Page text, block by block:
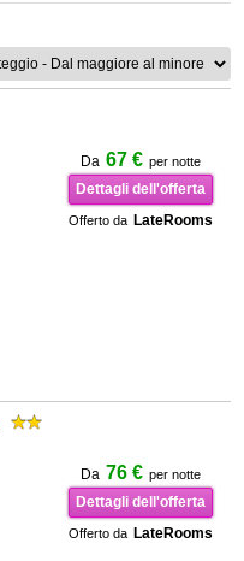
Da 67 € per notte
Dettagli dell'offerta
Offerto da LateRooms
Da 76 € per notte
Dettagli dell'offerta
Offerto da LateRooms